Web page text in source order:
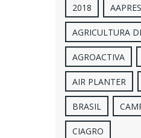
2018
AGRICULTURA
AGROACTIVA
AIR PLANTER
BRASIL
CIAGRO